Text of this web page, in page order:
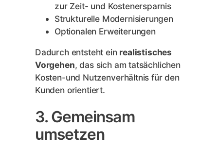
zur Zeit- und Kostenersparnis
Strukturelle Modernisierungen
Optionalen Erweiterungen
Dadurch entsteht ein realistisches
Vorgehen, das sich am tatsächlichen
Kosten-und Nutzenverhältnis für den
Kunden orientiert.
3. Gemeinsam
umsetzen